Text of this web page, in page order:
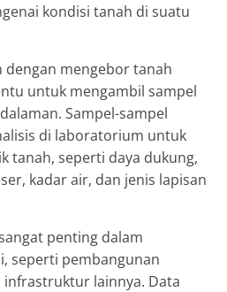
kondisi tanah di suatu
mengebor tanah
untuk mengambil sampel
Sampel-sampel
di laboratorium untuk
tanah, seperti daya dukung,
kadar air, dan jenis lapisan
penting dalam
seperti pembangunan
lainnya. Data